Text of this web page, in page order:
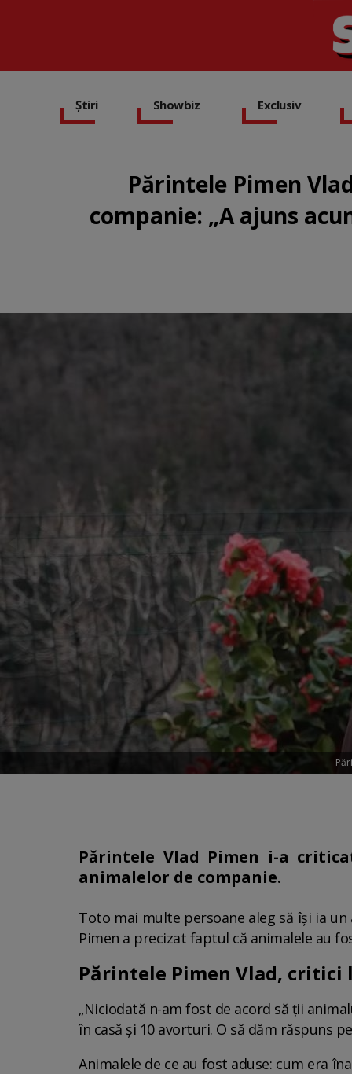
Știri Showbiz Exclusiv
Părintele Pimen
companie: „A ajuns
Părintele Vlad Pimen i-a
animalelor de companie.
Toto mai multe persoane aleg să își ia
Pimen a precizat faptul că animalele au
Părintele Pimen Vlad, critici
„Niciodată n-am fost de acord să ţii
în casă şi 10 avorturi. O să dăm răspuns
Animalele de ce au fost aduse: cum era